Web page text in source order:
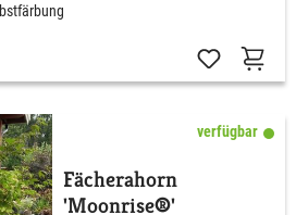
verfügbar
Fächerahorn
'Moonrise®'